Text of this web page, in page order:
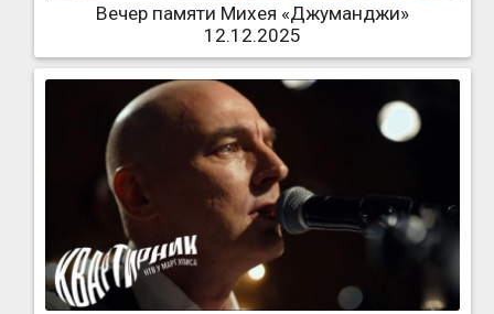
Вечер памяти Михея «Джуманджи»
12.12.2025